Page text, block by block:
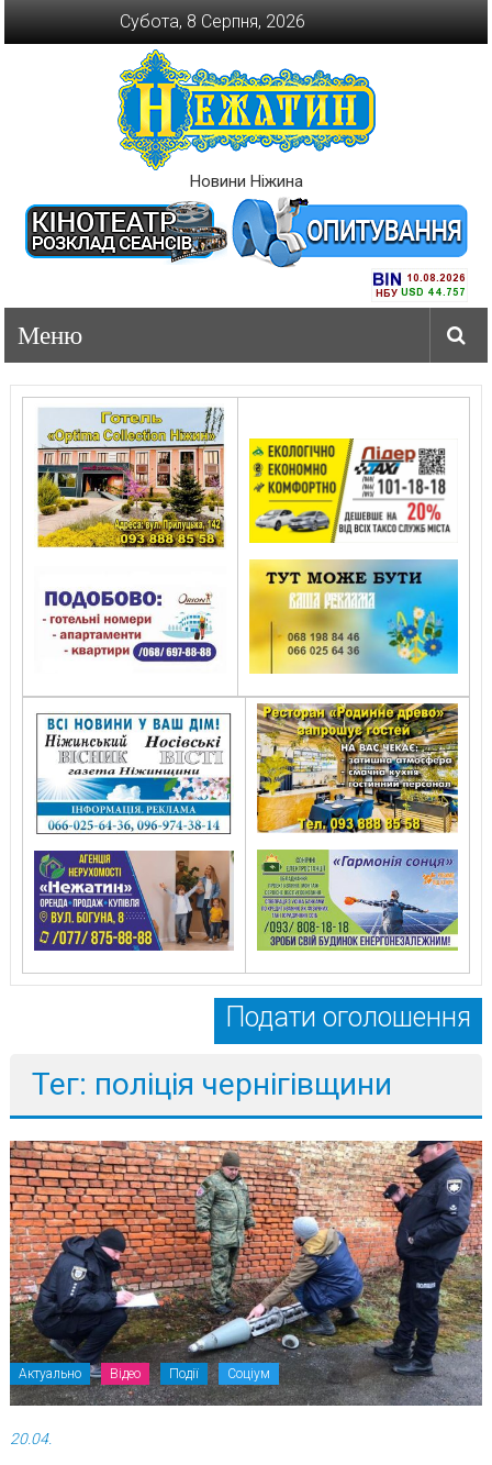
Субота, 8 Серпня, 2026
Новини Ніжина
Подати оголошення
Тег: поліція чернігівщини
Актуально Відео Події Соціум
20.04.